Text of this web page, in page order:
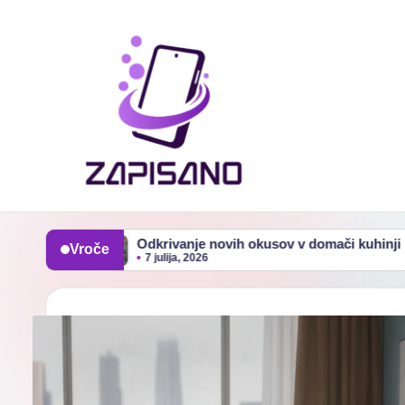
Z
a
p
i
s
a
Vroče
Odkrivanje novih okusov v domači kuhinji
7 julija, 2026
Priprava